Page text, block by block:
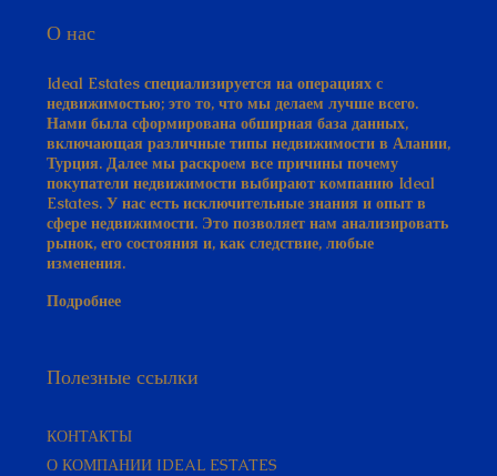
О нас
Ideal Estates специализируется на операциях с
недвижимостью; это то, что мы делаем лучше всего.
Нами была сформирована обширная база данных,
включающая различные типы недвижимости в Алании,
Турция. Далее мы раскроем все причины почему
покупатели недвижимости выбирают компанию Ideal
Estates. У нас есть исключительные знания и опыт в
сфере недвижимости. Это позволяет нам анализировать
рынок, его состояния и, как следствие, любые
изменения.
Подробнее
Полезные ссылки
КОНТАКТЫ
О КОМПАНИИ IDEAL ESTATES